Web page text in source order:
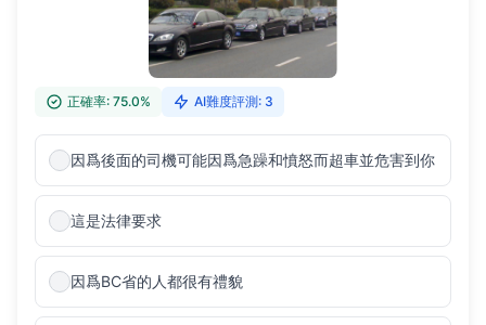
正確率: 75.0% AI難度評測: 3
因爲後面的司機可能因爲急躁和憤怒而超車並危害到你
這是法律要求
因爲BC省的人都很有禮貌